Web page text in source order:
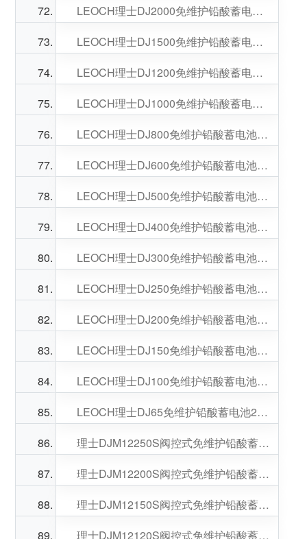
LEOCH理士DJ2000免维护铅酸蓄电池2V2000AH适配UPS电源
LEOCH理士DJ1500免维护铅酸蓄电池2V1500AH适配UPS电源
LEOCH理士DJ1200免维护铅酸蓄电池2V1200AH适配UPS电源
LEOCH理士DJ1000免维护铅酸蓄电池2V1000AH适配UPS电源
LEOCH理士DJ800免维护铅酸蓄电池2V800AH适配EPS应急消防电源
LEOCH理士DJ600免维护铅酸蓄电池2V600AH适配EPS应急消防电源
LEOCH理士DJ500免维护铅酸蓄电池2V500AH适配EPS应急消防电源
LEOCH理士DJ400免维护铅酸蓄电池2V400AH适配EPS应急消防电源
LEOCH理士DJ300免维护铅酸蓄电池2V300AH适配EPS应急消防电源
LEOCH理士DJ250免维护铅酸蓄电池2V250AH适配EPS应急消防电源
LEOCH理士DJ200免维护铅酸蓄电池2V200AH适配直流屏
LEOCH理士DJ150免维护铅酸蓄电池2V150AH适配EPS应急消防电源
LEOCH理士DJ100免维护铅酸蓄电池2V100AH适配直流屏
LEOCH理士DJ65免维护铅酸蓄电池2V65AH适配EPS应急消防电源
理士DJM12250S阀控式免维护铅酸蓄电池12V250AH适配UPS电源
理士DJM12200S阀控式免维护铅酸蓄电池12V200AH适配EPS电源
理士DJM12150S阀控式免维护铅酸蓄电池12V150AH适配EPS电源
理士DJM12120S阀控式免维护铅酸蓄电池12V120AH适配直流屏